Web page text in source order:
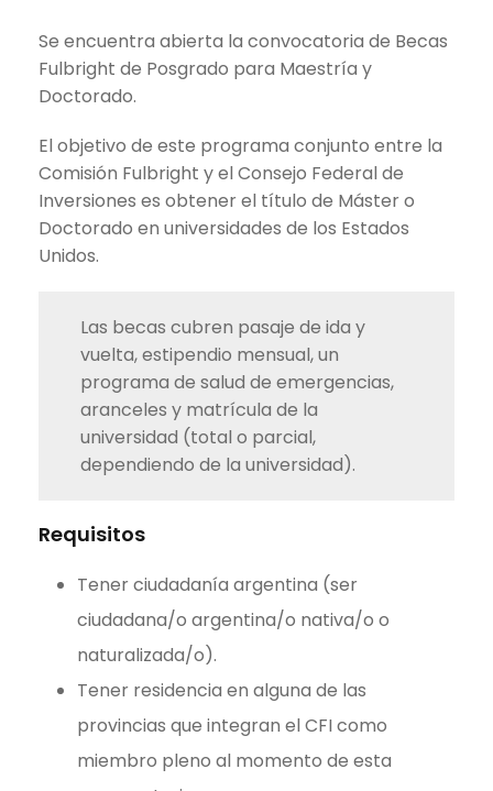
Se encuentra abierta la convocatoria de Becas
Fulbright de Posgrado para Maestría y
Doctorado.
El objetivo de este programa conjunto entre la
Comisión Fulbright y el Consejo Federal de
Inversiones es obtener el título de Máster o
Doctorado en universidades de los Estados
Unidos.
Las becas cubren pasaje de ida y
vuelta, estipendio mensual, un
programa de salud de emergencias,
aranceles y matrícula de la
universidad (total o parcial,
dependiendo de la universidad).
Requisitos
Tener ciudadanía argentina (ser
ciudadana/o argentina/o nativa/o o
naturalizada/o).
Tener residencia en alguna de las
provincias que integran el CFI como
miembro pleno al momento de esta